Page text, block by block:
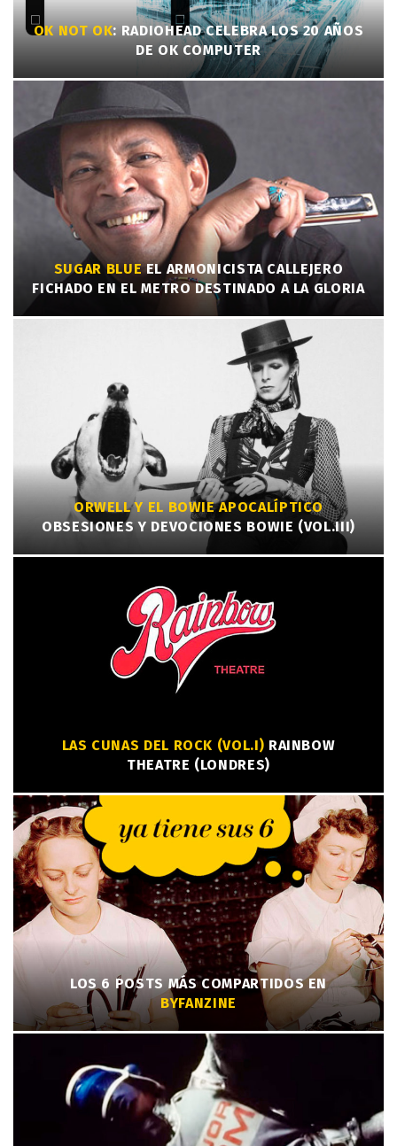
OK NOT OK: RADIOHEAD CELEBRA LOS 20 AÑOS
DE OK COMPUTER
SUGAR BLUEEL ARMONICISTA CALLEJERO
FICHADO EN EL METRO DESTINADO A LA GLORIA
ORWELL Y EL BOWIE APOCALÍPTICO
OBSESIONES Y DEVOCIONES BOWIE (VOL.III)
LAS CUNAS DEL ROCK (VOL.I) RAINBOW
THEATRE (LONDRES)
LOS 6 POSTS MÁS COMPARTIDOS EN
BYFANZINE